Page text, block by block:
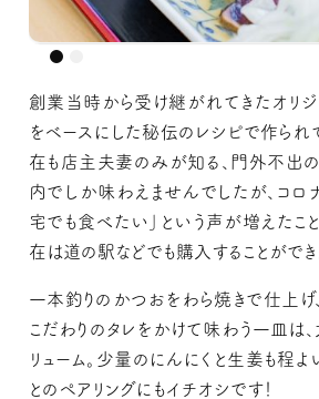
創業当時から受け継がれてきたオリ
をベースにした秘伝のレシピで作られ
在も店主夫妻のみが知る、門外不出
内でしか味わえませんでしたが、コロ
宅でも食べたい」という声が増えたこ
在は道の駅などでも購入することができ
一本釣りのかつおをわら焼きで仕上げ
こだわりのタレをかけて味わう一皿は
リューム。少量のにんにくと生姜も程よ
とのペアリングにもイチオシです！